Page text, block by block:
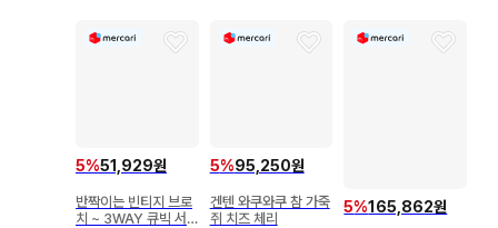
5%51,929원
반짝이는 빈티지 브로
치 ~ 3WAY 큐빅 서
5%95,250원
겐텐 와쿠와쿠 참 가죽
쥐 치즈 체리
5%165,862원